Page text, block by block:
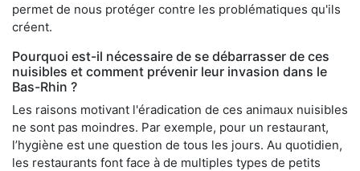
permet de nous protéger contre les problématiques qu'ils
créent.
Pourquoi est-il nécessaire de se débarrasser de ces
nuisibles et comment prévenir leur invasion dans le
Bas-Rhin ?
Les raisons motivant l'éradication de ces animaux nuisibles
ne sont pas moindres. Par exemple, pour un restaurant,
l’hygiène est une question de tous les jours. Au quotidien,
les restaurants font face à de multiples types de petits